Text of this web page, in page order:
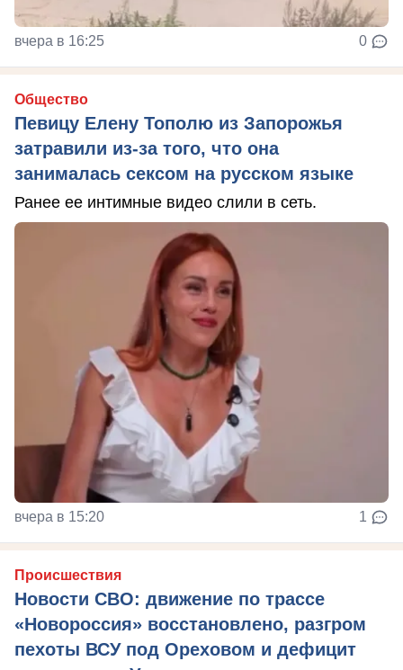
вчера в 16:25 0
Общество
Певицу Елену Тополю из Запорожья
затравили из-за того, что она
занималась сексом на русском языке
Ранее ее интимные видео слили в сеть.
вчера в 15:20 1
Происшествия
Новости СВО: движение по трассе
«Новороссия» восстановлено, разгром
пехоты ВСУ под Ореховом и дефицит